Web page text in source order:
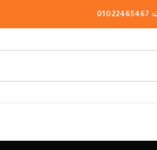
01022465467